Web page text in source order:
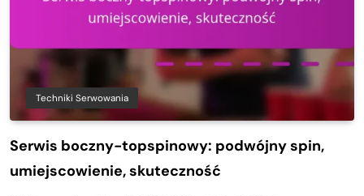
Techniki Serwowania
Serwis boczny-topspinowy: podwójny spin,
umiejscowienie, skuteczność